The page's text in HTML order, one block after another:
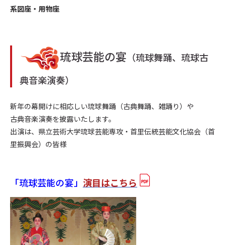
系図座・用物座
琉球芸能の宴 （琉球舞踊、琉球古
典音楽演奏）
新年の幕開けに相応しい琉球舞踊（古典舞踊、雑踊り）や
古典音楽演奏を披露いたします。
出演は、県立芸術大学琉球芸能専攻・首里伝統芸能文化協会（首
里振興会）の皆様
「琉球芸能の宴」 演目はこちら